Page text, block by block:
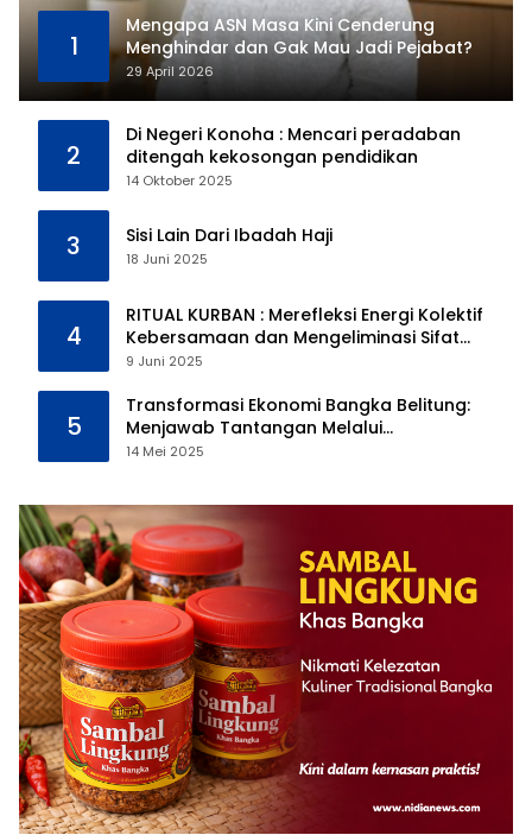
1
Mengapa ASN Masa Kini Cenderung
Menghindar dan Gak Mau Jadi Pejabat?
29 April 2026
2
Di Negeri Konoha : Mencari peradaban
ditengah kekosongan pendidikan
14 Oktober 2025
3 Sisi Lain Dari Ibadah Haji
18 Juni 2025
4
RITUAL KURBAN : Merefleksi Energi Kolektif
Kebersamaan dan Mengeliminasi Sifat
Kebinatangan Manusia
9 Juni 2025
5
Transformasi Ekonomi Bangka Belitung:
Menjawab Tantangan Melalui
Pengelolaan Sumber Daya Alam yang
14 Mei 2025